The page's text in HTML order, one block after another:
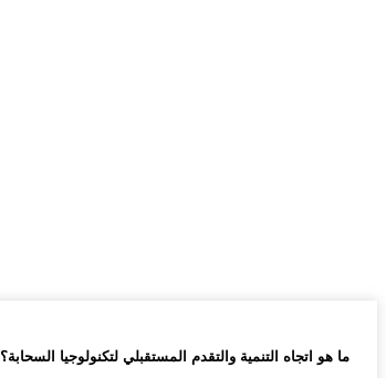
ما هو اتجاه التنمية والتقدم المستقبلي لتكنولوجيا السحابة؟